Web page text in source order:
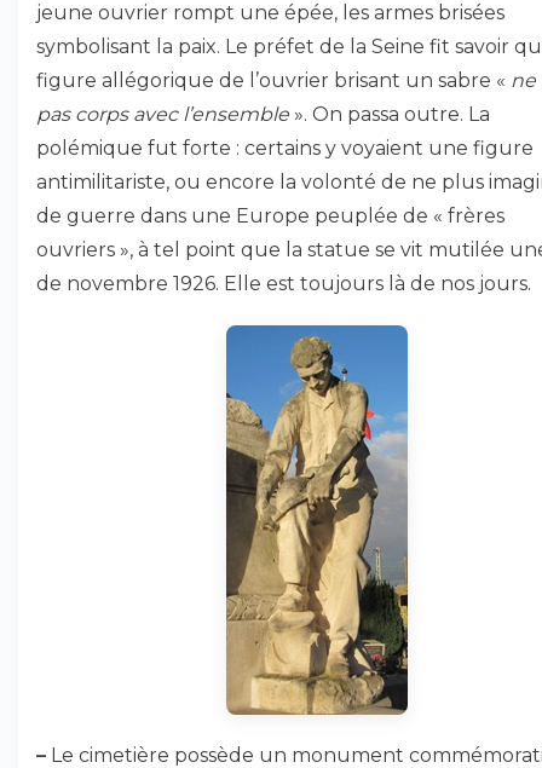
jeune ouvrier rompt une épée, les armes brisées
symbolisant la paix. Le préfet de la Seine fit savoir
figure allégorique de l’ouvrier brisant un sabre « ne
pas corps avec l’ensemble ». On passa outre. La
polémique fut forte : certains y voyaient une figure
antimilitariste, ou encore la volonté de ne plus
de guerre dans une Europe peuplée de « frères
ouvriers », à tel point que la statue se vit mutilée
de novembre 1926. Elle est toujours là de nos jours.
– Le cimetière possède un monument